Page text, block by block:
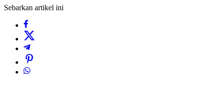
Sebarkan artikel ini